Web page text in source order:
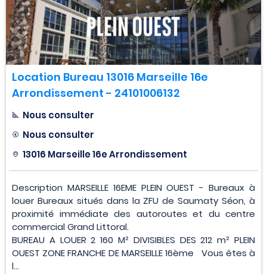
Location Bureau 13016 Marseille 16e
Arrondissement - 24101006132
Nous consulter
Nous consulter
13016 Marseille 16e Arrondissement
Description MARSEILLE 16EME PLEIN OUEST - Bureaux à
louer Bureaux situés dans la ZFU de Saumaty Séon, à
proximité immédiate des autoroutes et du centre
commercial Grand Littoral.
BUREAU A LOUER 2 160 M² DIVISIBLES DES 212 m² PLEIN
OUEST ZONE FRANCHE DE MARSEILLE 16ème Vous êtes à
l...